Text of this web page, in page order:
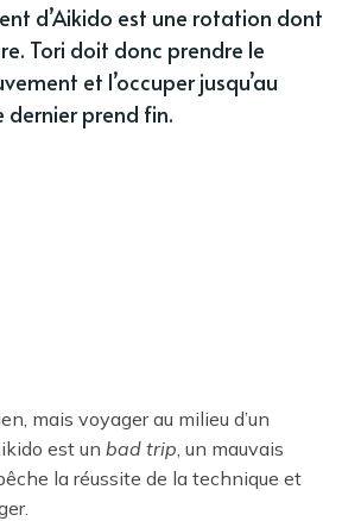
d’Aikido est une rotation dont
Tori doit donc prendre le
et l’occuper jusqu’au
dernier prend fin.
mais voyager au milieu d’un
est un bad trip , un mauvais
la réussite de la technique et